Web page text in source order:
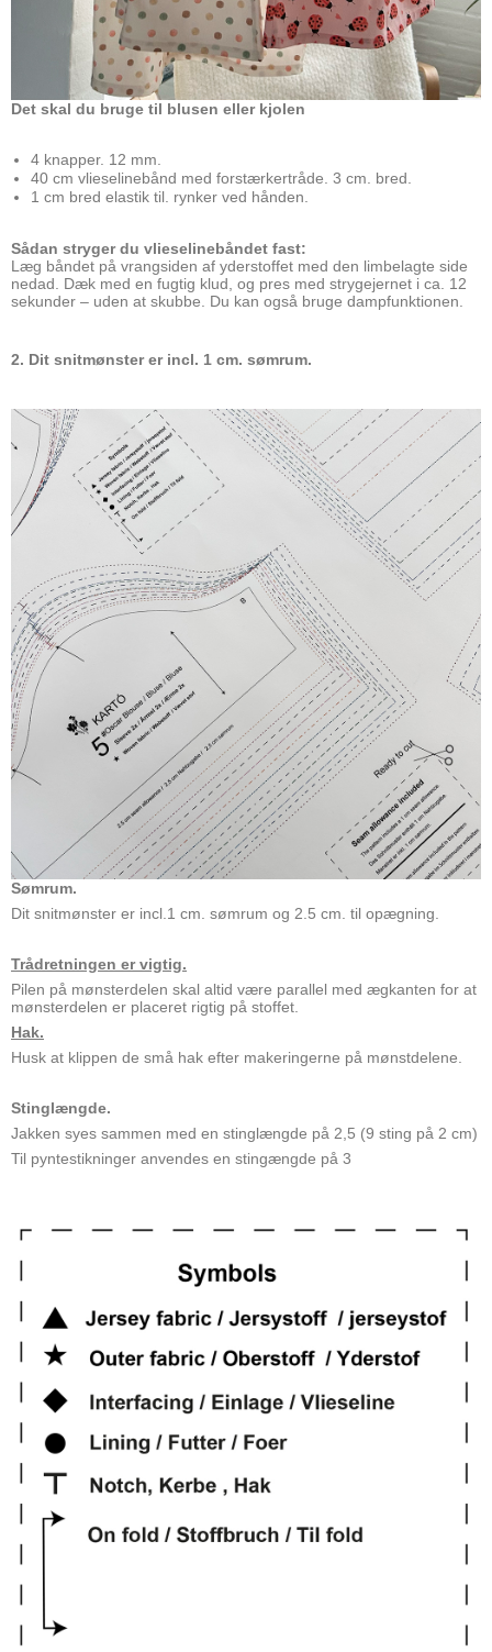
Det skal du bruge til blusen eller kjolen
4 knapper. 12 mm.
40 cm vlieselinebånd med forstærkertråde. 3 cm. bred.
1 cm bred elastik til. rynker ved hånden.
Sådan stryger du vlieselinebåndet fast:
Læg båndet på vrangsiden af yderstoffet med den limbelagte side
nedad. Dæk med en fugtig klud, og pres med strygejernet i ca. 12
sekunder – uden at skubbe. Du kan også bruge dampfunktionen.
2. Dit snitmønster er incl. 1 cm. sømrum.
Sømrum.
Dit snitmønster er incl.1 cm. sømrum og 2.5 cm. til opægning.
Trådretningen er vigtig.
Pilen på mønsterdelen skal altid være parallel med ægkanten for at
mønsterdelen er placeret rigtig på stoffet.
Hak.
Husk at klippen de små hak efter makeringerne på mønstdelene.
Stinglængde.
Jakken syes sammen med en stinglængde på 2,5 (9 sting på 2 cm)
Til pyntestikninger anvendes en stingængde på 3